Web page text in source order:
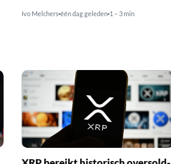
Ivo Melchers één dag geleden 1 – 3 min